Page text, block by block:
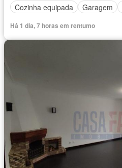
Cozinha equipada
Garagem
Há 1 dia, 7 horas em rentumo